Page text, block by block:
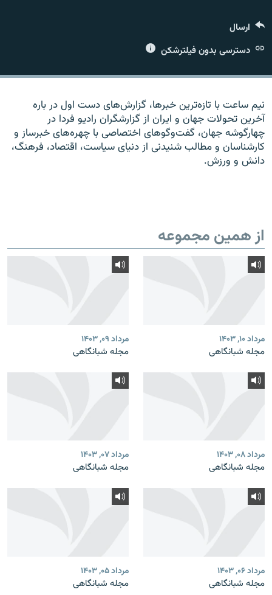
زبان‌های دیگر
ارسال
دسترسی بدون فیلترشکن
نیم ساعت با تازه‌ترین خبرها، گزارش‌های دست اول در باره
آخرین تحولات جهان و ایران از گزارشگران رادیو فردا در
چهارگوشه جهان، گفت‌وگوهای اختصاصی با چهره‌های خبرساز و
کارشناسان و مطالب شنیدنی از دنیای سیاست، اقتصاد، فرهنگ،
دانش و ورزش.
از همین مجموعه
مرداد ۱۰, ۱۴۰۳
مجله شبانگاهی
مرداد ۰۹, ۱۴۰۳
مجله شبانگاهی
مرداد ۰۸, ۱۴۰۳
مجله شبانگاهی
مرداد ۰۷, ۱۴۰۳
مجله شبانگاهی
مرداد ۰۶, ۱۴۰۳
مجله شبانگاهی
مرداد ۰۵, ۱۴۰۳
مجله شبانگاهی